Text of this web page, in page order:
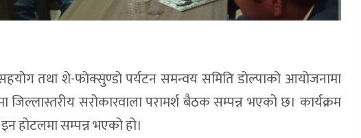
तथा शे-फोक्सुण्डो पर्यटन समन्वय समिति डोल्पाको आयोजनामा
सरोकारवाला परामर्श बैठक सम्पन्न भएको छ। कार्यक्रम
होटलमा सम्पन्न भएको हो।